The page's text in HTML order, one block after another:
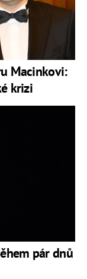
Macinkovi:
krizi
pár dnů